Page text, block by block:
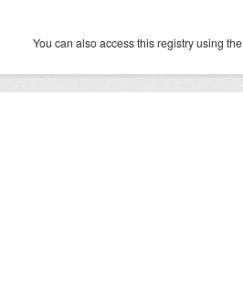
You can also access this registry using the